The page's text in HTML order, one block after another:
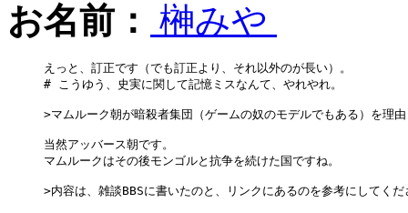
お名前： 榊みや
えっと、訂正です（でも訂正より、それ以外のが長い）。
# こうゆう、史実に関して記憶ミスなんて、やれやれ。
>マムルーク朝が暗殺者集団（ゲームの奴のモデルでもある）を理
当然アッバース朝です。
マムルークはその後モンゴルと抗争を続けた国ですね。
>内容は、雑談BBSに書いたのと、リンクにあるのを参考にしてくだ